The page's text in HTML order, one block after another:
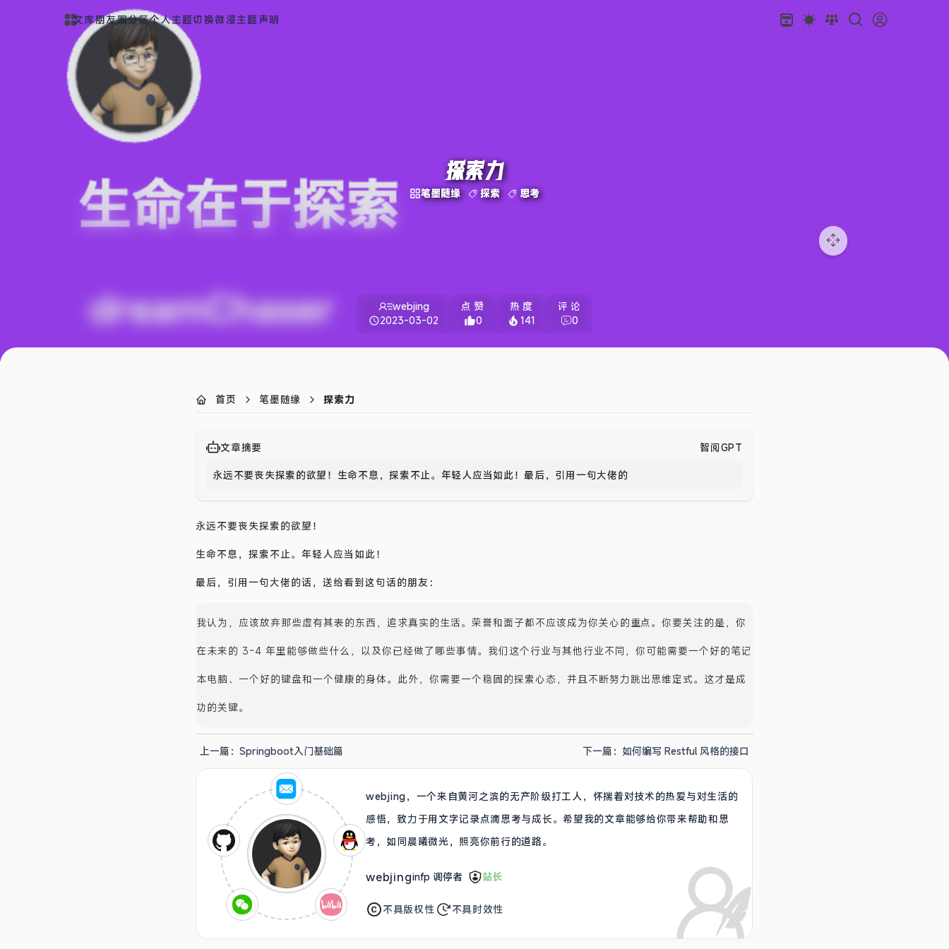
文库朋友圈分区个人主题切换微浸主题声明
探索力
笔墨随缘 探索 思考
webjing
2023-03-02
点 赞
0
热 度
141
评 论
0
首页 笔墨随缘 探索力
文章摘要 智阅GPT
永远不要丧失探索的欲望！生命不息，探索不止。年轻人应当如此！最后，引用一句大佬的话，送
永远不要丧失探索的欲望！
生命不息，探索不止。年轻人应当如此！
最后，引用一句大佬的话，送给看到这句话的朋友：
我认为，应该放弃那些虚有其表的东西，追求真实的生活。荣誉和面子都不应该成为你关心的重点。你要关注的是，你
在未来的 3~4 年里能够做些什么，以及你已经做了哪些事情。我们这个行业与其他行业不同，你可能需要一个好的笔记
本电脑、一个好的键盘和一个健康的身体。此外，你需要一个稳固的探索心态，并且不断努力跳出思维定式。这才是成
功的关键。
上一篇：Springboot入门基础篇 下一篇： 如何编写 Restful 风格的接口
webjing，一个来自黄河之滨的无产阶级打工人，怀揣着对技术的热爱与对生活的
感悟，致力于用文字记录点滴思考与成长。希望我的文章能够给你带来帮助和思
考，如同晨曦微光，照亮你前行的道路。
webjinginfp 调停者 站长
不具版权性 不具时效性